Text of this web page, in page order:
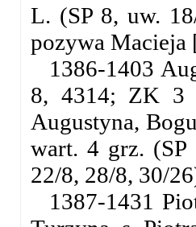
L. (SP 8, uw.
pozywa Macieja
1386-1403
8, 4314; ZK 3
Augustyna,
wart. 4 grz. (SP
22/8, 28/8, 30/
1387-1431